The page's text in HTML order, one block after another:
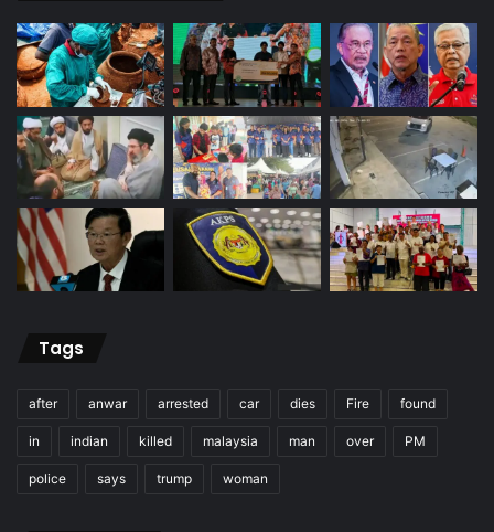
Tags
after anwar arrested car dies Fire found
in indian killed malaysia man over PM
police says trump woman